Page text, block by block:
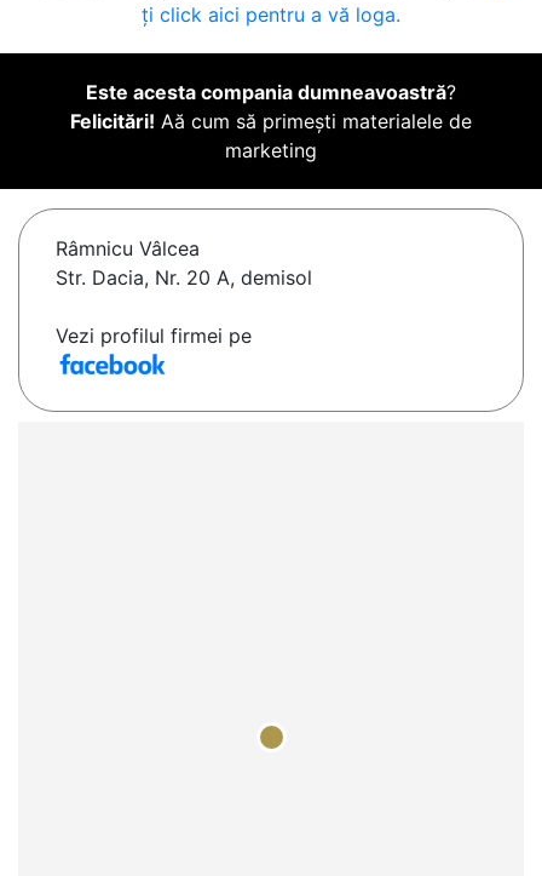
ți click aici pentru a vă loga.
Este acesta compania dumneavoastră?
Felicitări! Aă cum să primești materialele de
marketing
Râmnicu Vâlcea
Str. Dacia, Nr. 20 A, demisol
Vezi profilul firmei pe